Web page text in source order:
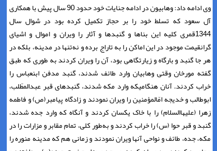
وی ادامه داد: وهابیون در ادامه جنایات خود حدود 90 سال پیش با همکاری
آل سعود که تسلط خود را بر حجاز تکمیل کرده بود در شوال سال
1344قمری کلیه این بناها و گنبدها و آثار را ویران و اموال و اشیای
گران‏قیمت موجود در این اماکن را به تاراج برده و نه‌تنها در مدینه، بلکه در
هر جا گنبد و بارگاه و زیارتگاهى بود، آن را ویران کردند به طوری که طبق
گفته مورخان وقتى وهابیان وارد طائف شدند، گنبد مدفن ابن‏عباس را
خراب کردند. آنان هنگامى‏که وارد مکه شدند، گنبدهاى قبر عبدالمطّلب،
ابوطالب و خدیجه امّ‏المؤمنین را ویران نمودند و زادگاه پیامبر(ص) و فاطمه
زهرا (علیها‌السلام) را با خاک یکسان کردند و آنگاه ‏که وارد جده شدند،
گنبد و قبر حوا (س) را خراب کردند و به‌‏طور کلى، تمام مقابر و مزارات را در
مکه، جده، طائف و نواحى آنها ویران نمودند و زمانى هم که مدینه منوره را